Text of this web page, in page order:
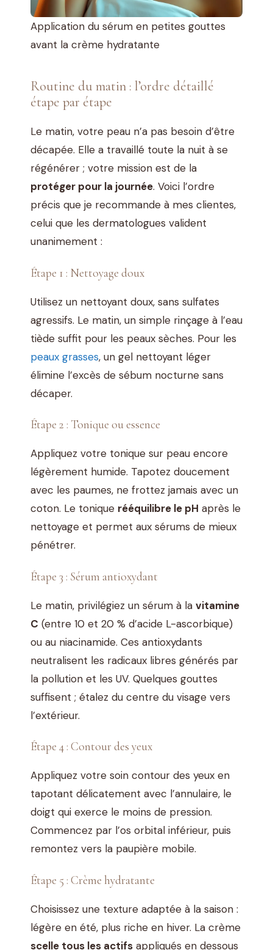
Application du sérum en petites gouttes
avant la crème hydratante
Routine du matin : l’ordre détaillé
étape par étape
Le matin, votre peau n’a pas besoin d’être
décapée. Elle a travaillé toute la nuit à se
régénérer ; votre mission est de la
protéger pour la journée. Voici l’ordre
précis que je recommande à mes clientes,
celui que les dermatologues valident
unanimement :
Étape 1 : Nettoyage doux
Utilisez un nettoyant doux, sans sulfates
agressifs. Le matin, un simple rinçage à l’eau
tiède suffit pour les peaux sèches. Pour les
peaux grasses, un gel nettoyant léger
élimine l’excès de sébum nocturne sans
décaper.
Étape 2 : Tonique ou essence
Appliquez votre tonique sur peau encore
légèrement humide. Tapotez doucement
avec les paumes, ne frottez jamais avec un
coton. Le tonique rééquilibre le pH après le
nettoyage et permet aux sérums de mieux
pénétrer.
Étape 3 : Sérum antioxydant
Le matin, privilégiez un sérum à la vitamine
C (entre 10 et 20 % d’acide L-ascorbique)
ou au niacinamide. Ces antioxydants
neutralisent les radicaux libres générés par
la pollution et les UV. Quelques gouttes
suffisent ; étalez du centre du visage vers
l’extérieur.
Étape 4 : Contour des yeux
Appliquez votre soin contour des yeux en
tapotant délicatement avec l’annulaire, le
doigt qui exerce le moins de pression.
Commencez par l’os orbital inférieur, puis
remontez vers la paupière mobile.
Étape 5 : Crème hydratante
Choisissez une texture adaptée à la saison :
légère en été, plus riche en hiver. La crème
scelle tous les actifs appliqués en dessous